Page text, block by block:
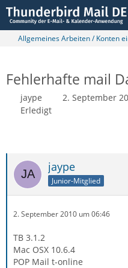
Allgemeines Arbeiten / Konten
Fehlerhafte mail
jaype 2. September
Erledigt
jaype
Junior-Mitglied
2. September 2010 um 06:46
TB 3.1.2
Mac OSX 10.6.4
POP Mail t-online